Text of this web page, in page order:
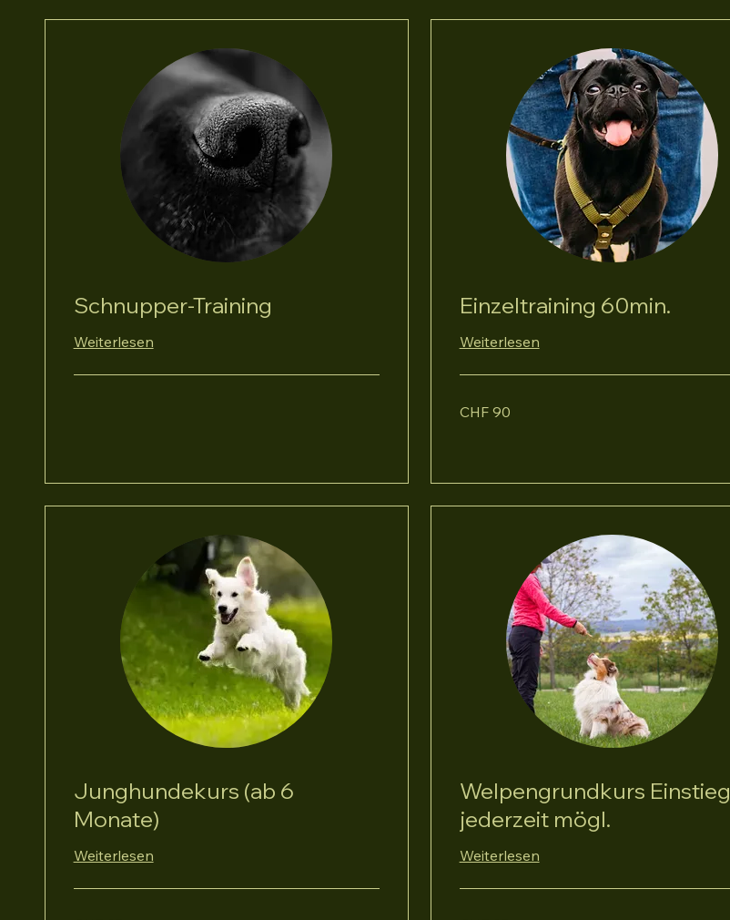
Schnupper-Training
Weiterlesen
Einzeltraining 60min.
Weiterlesen
Schweizer
CHF 90
Junghundekurs (ab 6
Monate)
Weiterlesen
Welpengrundkurs Einstieg
jederzeit mögl.
Weiterlesen